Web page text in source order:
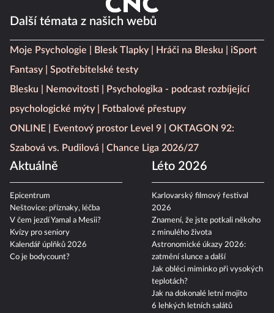
Další témata z našich webů
Moje Psychologie Blesk Tlapky Hráči na Blesku
iSport
Fantasy
Spotřebitelské testy
Blesku
Nemovitosti
Psychologika - podcast rozbíjející
psychologické mýty
Fotbalové přestupy
ONLINE
Eventový prostor Level 9
OKTAGON 92:
Szabová vs. Pudilová
Chance Liga 2026/27
Aktuálně
Epicentrum
Neštovice: příznaky, léčba
V čem jezdí Yamal a Mesii?
Kvízy pro seniory
Kalendář úplňků 2026
Co je bodycount?
Léto 2026
Karlovarský filmový festival
2026
Znamení, že jste potkali někoho
z minulého života
Astronomické úkazy 2026:
zatmění slunce a další
Jak obléci miminko při vysokých
teplotách?
Jak na dokonalé letní mojito
6 lehkých letních salátů